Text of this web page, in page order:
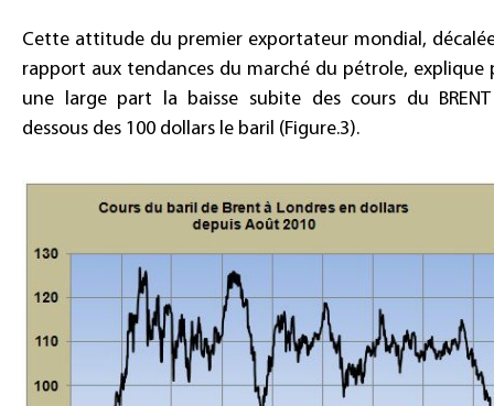
Cette attitude du premier exportateur mondial,
rapport aux tendances du marché du pétrole, explique
une large part la baisse subite des cours du
dessous des 100 dollars le baril (Figure.3).